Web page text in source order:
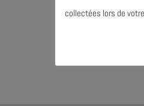
collectées lors de